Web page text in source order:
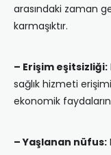
arasındaki zaman
karmaşıktır.
– Erişim eşitsizliği:
sağlık hizmeti
ekonomik
– Yaşlanan nüfus: